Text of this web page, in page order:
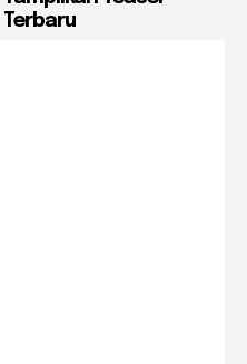
Terbaru